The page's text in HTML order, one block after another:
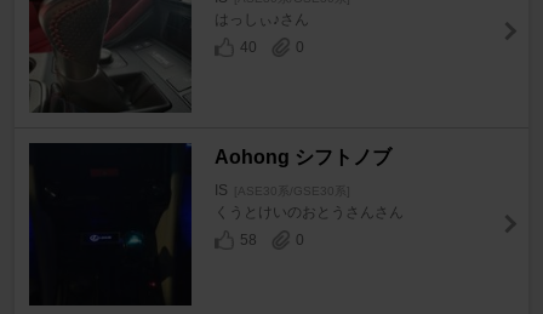
はっしぃ♪さん
40
0
Aohong シフトノブ
IS [ASE30系/GSE30系]
くうとけいのおとうさんさん
58
0